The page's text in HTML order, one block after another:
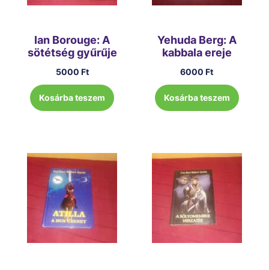
Ian Borouge: A
sötétség gyűrűje
5000 Ft
Kosárba teszem
Yehuda Berg: A
kabbala ereje
6000Ft
Kosárba teszem